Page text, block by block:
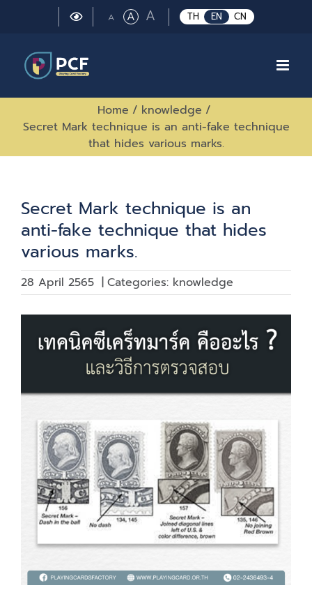
TH EN CN
A Small
ARegular
ALarge
font
Home / knowledge /
Secret Mark technique is an anti-fake technique
that hides various marks.
Secret Mark technique is an
anti-fake technique that hides
various marks.
28 April 2565 | Categories: knowledge